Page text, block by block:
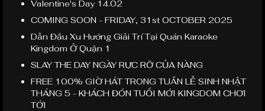
Valentine's Day 14.02
COMING SOON - FRIDAY, 31st OCTOBER 2025
Dẫn Đầu Xu Hướng Giải Trí Tại Quán Karaoke
Kingdom Ở Quận 1
SLAY THE DAY NGÀY RỰC RỠ CỦA NÀNG
FREE 100% GIỜ HÁT TRONG TUẦN LỄ SINH NHẬT
THÁNG 5 - KHÁCH ĐÓN TUỔI MỚI KINGDOM CHƠI
TỚI